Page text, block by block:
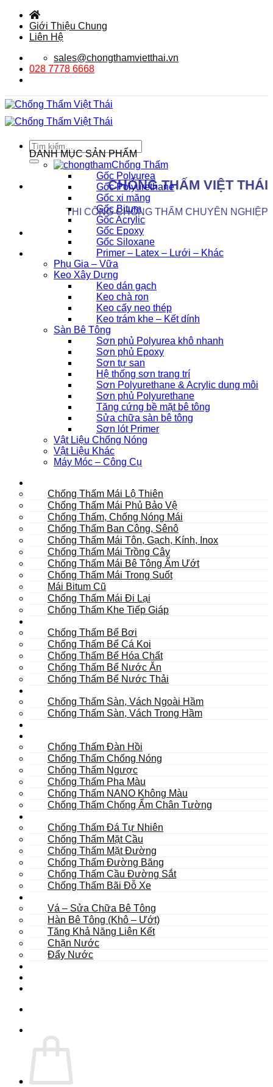
qua
Giới Thiệu Chung
Liên Hệ
sales@chongthamvietthai.vn
028 7778 6668
Tìm
kiếm:
CHỐNG THẤM VIỆT THÁI
THI CÔNG CHỐNG THẤM CHUYÊN NGHIỆP
DANH MỤC SẢN PHẨM
Chống Thấm
Gốc Polyurea
Gốc Polyurethane
Gốc xi măng
Gốc Bitum
Gốc Acrylic
Gốc Epoxy
Gốc Siloxane
Primer – Latex – Lưới – Khác
Phụ Gia – Vữa
Keo Xây Dựng
Keo dán gạch
Keo chà ron
Keo cấy neo thép
Keo trám khe – Kết dính
Sàn Bê Tông
Sơn phủ Polyurea khô nhanh
Sơn phủ Epoxy
Sơn tự san
Hệ thống sơn trang trí
Sơn Polyurethane & Acrylic dung môi
Sơn phủ Polyurethane
Tăng cứng bề mặt bê tông
Sửa chữa sàn bê tông
Sơn lót Primer
Vật Liệu Chống Nóng
Vật Liệu Khác
Máy Móc – Công Cụ
Chống Thấm Mái Lộ Thiên
Chống Thấm Mái Phủ Bảo Vệ
Chống Thấm, Chống Nóng Mái
Chống Thấm Ban Công, Sênô
Chống Thấm Mái Tôn, Gạch, Kính, Inox
Chống Thấm Mái Trồng Cây
Chống Thấm Mái Bê Tông Ẩm Ướt
Chống Thấm Mái Trong Suốt
Mái Bitum Cũ
Chống Thấm Mái Đi Lại
Chống Thấm Khe Tiếp Giáp
Chống Thấm Bể Bơi
Chống Thấm Bể Cá Koi
Chống Thấm Bể Hóa Chất
Chống Thấm Bể Nước Ăn
Chống Thấm Bể Nước Thải
Chống Thấm Sàn, Vách Ngoài Hầm
Chống Thấm Sàn, Vách Trong Hầm
Chống Thấm Đàn Hồi
Chống Thấm Chống Nóng
Chống Thấm Ngược
Chống Thấm Pha Màu
Chống Thấm NANO Không Màu
Chống Thấm Chống Ẩm Chân Tường
Chống Thấm Đá Tự Nhiên
Chống Thấm Mặt Cầu
Chống Thấm Mặt Đường
Chống Thấm Đường Băng
Chống Thấm Cầu Đường Sắt
Chống Thấm Bãi Đỗ Xe
Vá – Sửa Chữa Bê Tông
Hàn Bê Tông (Khô – Ướt)
Tăng Khả Năng Liên Kết
Chặn Nước
Đẩy Nước